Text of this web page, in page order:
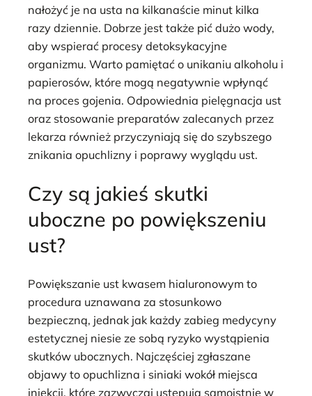
nałożyć je na usta na kilkanaście minut kilka
razy dziennie. Dobrze jest także pić dużo wody,
aby wspierać procesy detoksykacyjne
organizmu. Warto pamiętać o unikaniu alkoholu i
papierosów, które mogą negatywnie wpłynąć
na proces gojenia. Odpowiednia pielęgnacja ust
oraz stosowanie preparatów zalecanych przez
lekarza również przyczyniają się do szybszego
znikania opuchlizny i poprawy wyglądu ust.
Czy są jakieś skutki
uboczne po powiększeniu
ust?
Powiększanie ust kwasem hialuronowym to
procedura uznawana za stosunkowo
bezpieczną, jednak jak każdy zabieg medycyny
estetycznej niesie ze sobą ryzyko wystąpienia
skutków ubocznych. Najczęściej zgłaszane
objawy to opuchlizna i siniaki wokół miejsca
iniekcji, które zazwyczaj ustępują samoistnie w